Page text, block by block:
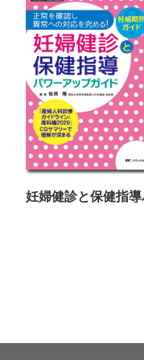
妊婦健診と保健指